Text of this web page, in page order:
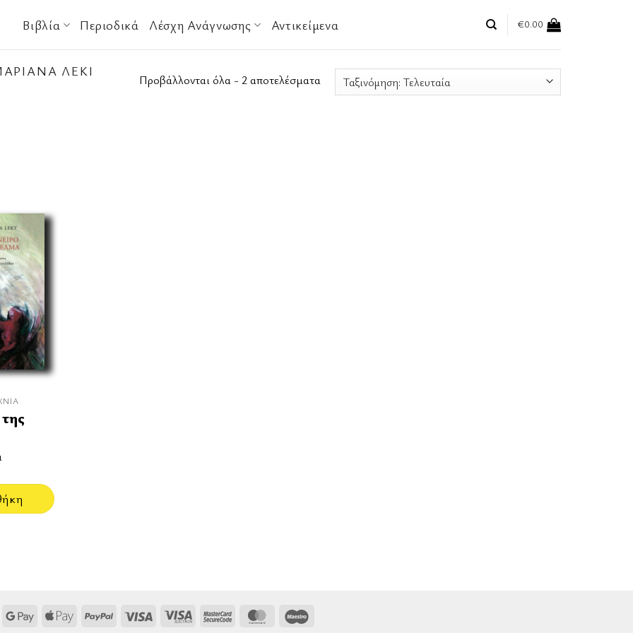
Βιβλία Περιοδικά Λέσχη Ανάγνωσης Αντικείμενα €0.00
ΛΈΚΙ
Προβάλλονται όλα - 2 αποτελέσματα Sorted
Google Apple
PayPal Visa
Visa
MasterCardMasterCard